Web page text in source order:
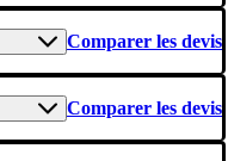
Comparer les devis
Comparer les devis